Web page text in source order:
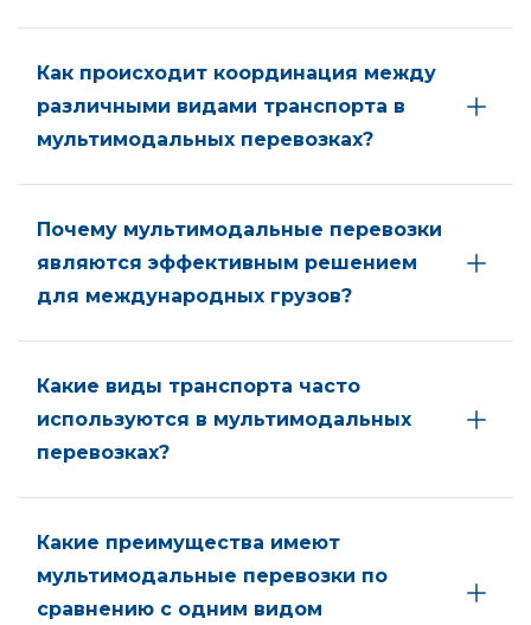
Как происходит координация между
различными видами транспорта в
мультимодальных перевозках?
Почему мультимодальные перевозки
являются эффективным решением
для международных грузов?
Какие виды транспорта часто
используются в мультимодальных
перевозках?
Какие преимущества имеют
мультимодальные перевозки по
сравнению с одним видом